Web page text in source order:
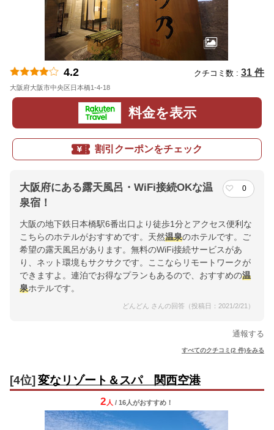
4.2 クチコミ数 : 31 件
大阪府大阪市中央区日本橋1-4-18
料金を表示
割引クーポンをチェック
大阪府にある露天風呂・WiFi接続OKな温
泉宿！
0
大阪の地下鉄日本橋駅6番出口より徒歩1分とアクセス便利な
こちらのホテルがおすすめです。天然温泉のホテルです。ご
希望の露天風呂があります。無料のWiFi接続サービスがあ
り、ネット環境もサクサクです。ここならリモートワークが
できますよ。連泊でお得なプランもあるので、おすすめの温
泉ホテルです。
どんどん さんの回答（投稿日：2021/2/21）
通報する
すべてのクチコミ(2 件)をみる
[4位] 変なリゾート＆スパ 関西空港
2 人 / 16人がおすすめ！